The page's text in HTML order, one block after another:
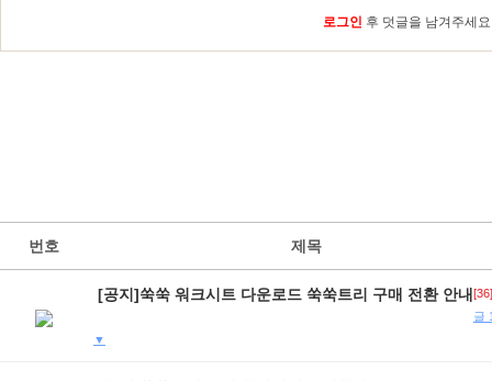
로그인 후 덧글을 남겨주세요
번호 제목
[공지]쑥쑥 워크시트 다운로드 쑥쑥트리 구매 전환 안내 [36]
글
▼